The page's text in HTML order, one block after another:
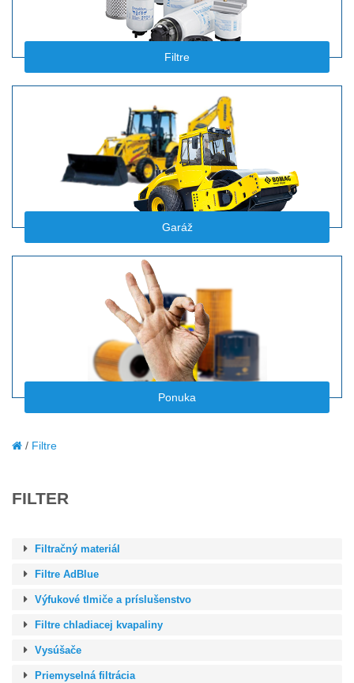
Filtre
Garáž
Ponuka
Filtre
FILTER
Filtračný materiál
Filtre AdBlue
Výfukové tlmiče a príslušenstvo
Filtre chladiacej kvapaliny
Vysúšače
Priemyselná filtrácia